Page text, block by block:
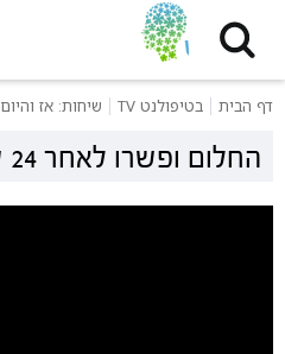
דף הבית בטיפולנט TV שיחות: אז והיום
החלום ופשרו לאחר 24 שנים